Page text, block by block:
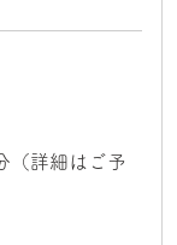
（詳細はご予